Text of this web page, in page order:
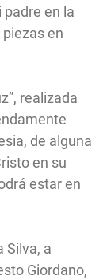
en la
en
realizada
de alguna
en su
estar en
Silva, a
Giordano,